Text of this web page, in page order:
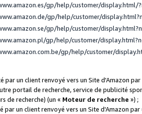
gp/help/customer/display.html/
gp/help/customer/
gp/help/customer/
gp/help/customer/
gp/help/customer/
par un client renvoyé vers un Site d'Amazon
portail de recherche, service de publicité
de recherche) (un « Moteur de recherche ») ;
par un client renvoyé vers un Site d'Amazon